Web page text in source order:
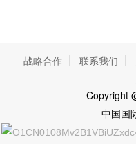
战略合作 联系我们
Copyright
中国国